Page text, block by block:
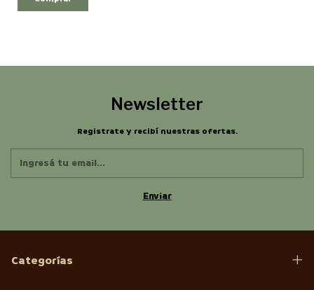
Newsletter
Registrate y recibí nuestras ofertas.
Categorías